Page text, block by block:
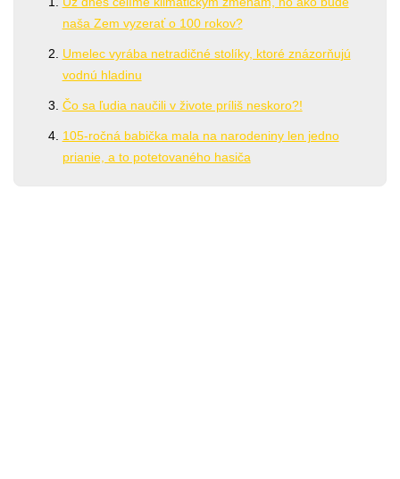
naša Zem vyzerať o 100 rokov?
Umelec vyrába netradičné stolíky, ktoré znázorňujú
vodnú hladinu
Čo sa ľudia naučili v živote príliš neskoro?!
105-ročná babička mala na narodeniny len jedno
prianie, a to potetovaného hasiča